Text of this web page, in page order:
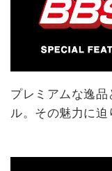
プレミアムな逸
ル。その魅力に迫